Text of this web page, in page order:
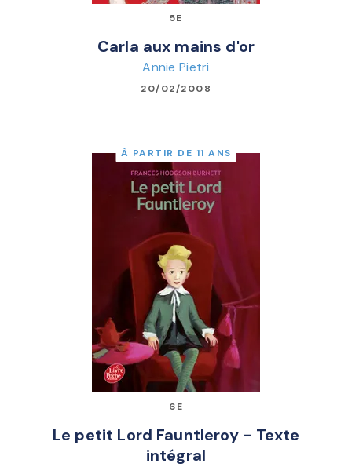
5E
Carla aux mains d'or
Annie Pietri
20/02/2008
À PARTIR DE 11 ANS
6E
Le petit Lord Fauntleroy - Texte
intégral